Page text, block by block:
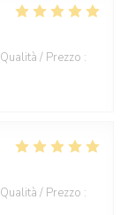
Qualità / Prezzo :
Qualità / Prezzo :